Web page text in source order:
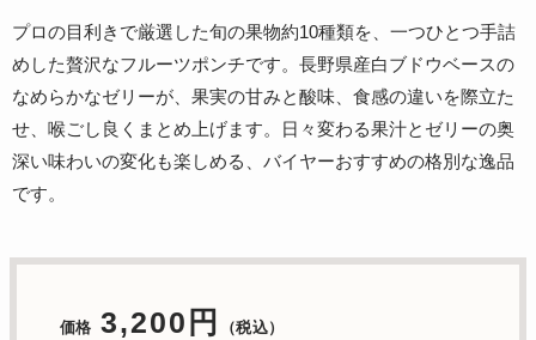
プロの目利きで厳選した旬の果物約10種類を、一つひとつ手詰
めした贅沢なフルーツポンチです。長野県産白ブドウベースの
なめらかなゼリーが、果実の甘みと酸味、食感の違いを際立た
せ、喉ごし良くまとめ上げます。日々変わる果汁とゼリーの奥
深い味わいの変化も楽しめる、バイヤーおすすめの格別な逸品
です。
価格 3,200円 （税込）